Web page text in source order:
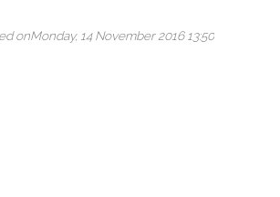
onMonday, 14 November 2016 13:50